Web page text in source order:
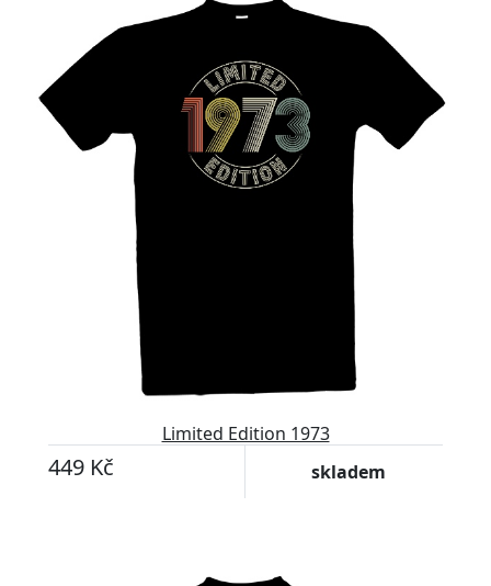
Limited Edition 1973
449 Kč skladem